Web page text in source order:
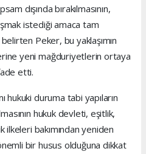
dışında bırakılmasının,
istediği amaca tam
Peker, bu yaklaşımın
yeni mağduriyetlerin ortaya
etti.
hukuki duruma tabi yapıların
hukuk devleti, eşitlik,
bakımından yeniden
bir husus olduğuna dikkat